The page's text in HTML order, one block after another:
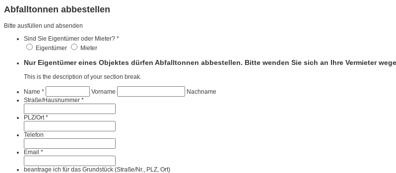
Abfalltonnen abbestellen
Bitte ausfüllen und absenden
Sind Sie Eigentümer oder Mieter? *
Eigentümer
Mieter
Nur Eigentümer eines Objektes dürfen Abfalltonnen abbestellen. Bitte wenden Sie sich an Ihre Vermieter
This is the description of your section break.
Name * Vorname
Nachname
Straße/Hausnummer *
PLZ/Ort*
Telefon
Email *
beantrage ich für das Grundstück (Straße/Nr., PLZ, Ort)